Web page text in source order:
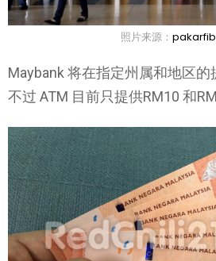
照片来源：
Maybank 将在指定州属和地区的
不过 ATM 目前只提供RM10 和